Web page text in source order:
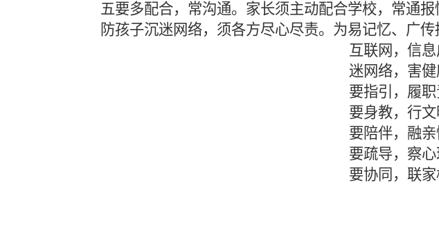
五要多配合，常沟通。家长须主动配合学校，常通
防孩子沉迷网络，须各方尽心尽责。为易记忆、广
互联网，信息
迷网络，害健
要指引，履职
要身教，行文
要陪伴，融亲
要疏导，察心
要协同，联家